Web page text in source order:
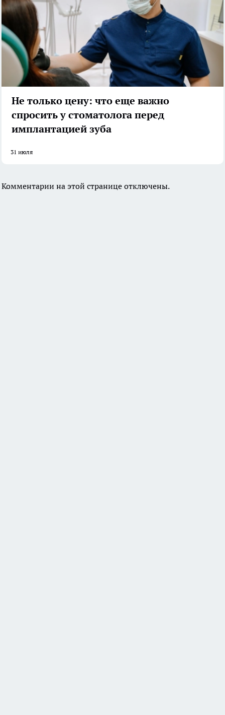
Не только цену: что еще важно
спросить у стоматолога перед
имплантацией зуба
31 июля
Комментарии на этой странице отключены.